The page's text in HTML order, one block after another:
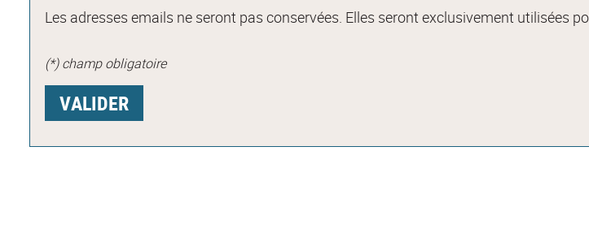
Les adresses emails ne seront pas conservées. Elles seront exclusivement utilisées
(*) champ obligatoire